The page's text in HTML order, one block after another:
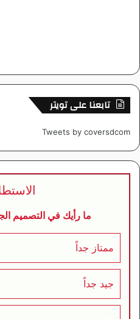
تابعنا على تويتر
Tweets by coversdcom
ما رأيك في التصميم
ممتاز جداً
جيد جداً